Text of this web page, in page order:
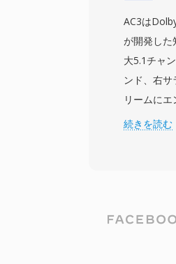
す。主な
ォテインメ
スクやスト
含まれます
ウンドサ
クスからリ
AC3は
が開発した
大5.1チャ
ンド、右
リームに
換と心理音
で、映画
らします
続きを読む